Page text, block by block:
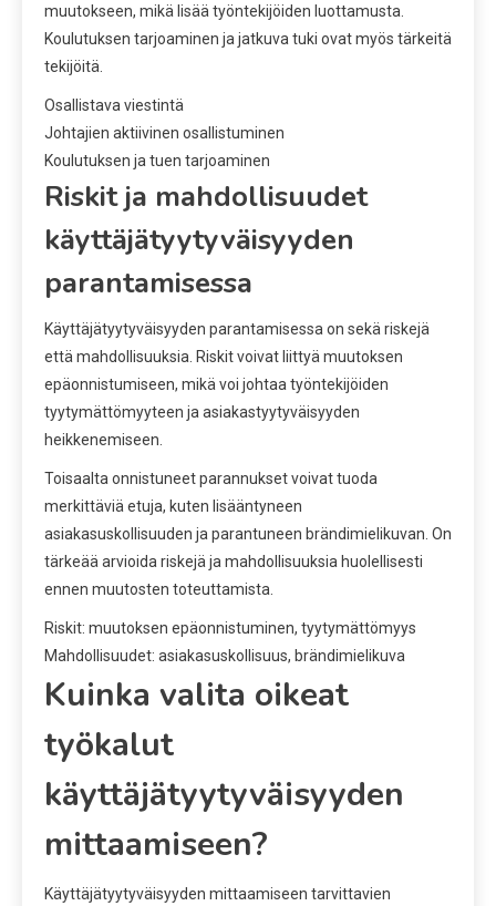
muutokseen, mikä lisää työntekijöiden luottamusta.
Koulutuksen tarjoaminen ja jatkuva tuki ovat myös tärkeitä
tekijöitä.
Osallistava viestintä
Johtajien aktiivinen osallistuminen
Koulutuksen ja tuen tarjoaminen
Riskit ja mahdollisuudet
käyttäjätyytyväisyyden
parantamisessa
Käyttäjätyytyväisyyden parantamisessa on sekä riskejä
että mahdollisuuksia. Riskit voivat liittyä muutoksen
epäonnistumiseen, mikä voi johtaa työntekijöiden
tyytymättömyyteen ja asiakastyytyväisyyden
heikkenemiseen.
Toisaalta onnistuneet parannukset voivat tuoda
merkittäviä etuja, kuten lisääntyneen
asiakasuskollisuuden ja parantuneen brändimielikuvan. On
tärkeää arvioida riskejä ja mahdollisuuksia huolellisesti
ennen muutosten toteuttamista.
Riskit: muutoksen epäonnistuminen, tyytymättömyys
Mahdollisuudet: asiakasuskollisuus, brändimielikuva
Kuinka valita oikeat
työkalut
käyttäjätyytyväisyyden
mittaamiseen?
Käyttäjätyytyväisyyden mittaamiseen tarvittavien